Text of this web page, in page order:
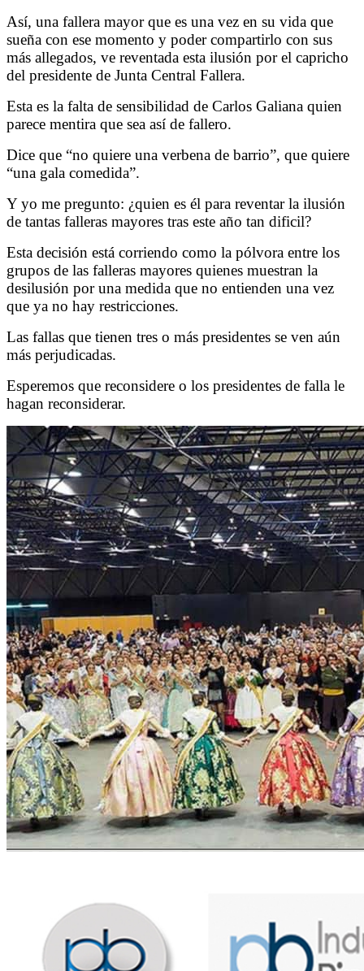
Así, una fallera mayor que es una vez en su vida que
sueña con ese momento y poder compartirlo con sus
más allegados, ve reventada esta ilusión por el capricho
del presidente de Junta Central Fallera.
Esta es la falta de sensibilidad de Carlos Galiana quien
parece mentira que sea así de fallero.
Dice que “no quiere una verbena de barrio”, que quiere
“una gala comedida”.
Y yo me pregunto: ¿quien es él para reventar la ilusión
de tantas falleras mayores tras este año tan dificil?
Esta decisión está corriendo como la pólvora entre los
grupos de las falleras mayores quienes muestran la
desilusión por una medida que no entienden una vez
que ya no hay restricciones.
Las fallas que tienen tres o más presidentes se ven aún
más perjudicadas.
Esperemos que reconsidere o los presidentes de falla le
hagan reconsiderar.